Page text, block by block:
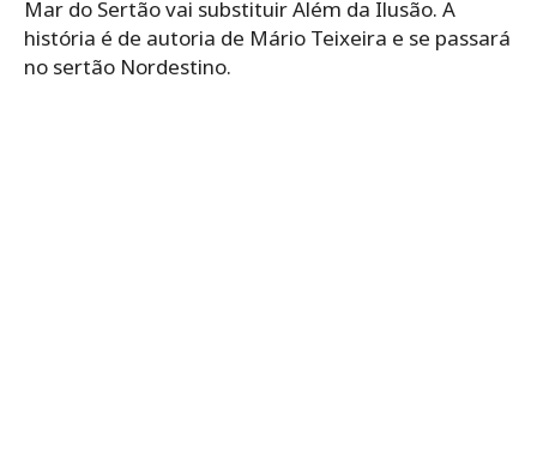
Mar do Sertão vai substituir Além da Ilusão. A
história é de autoria de Mário Teixeira e se passará
no sertão Nordestino.